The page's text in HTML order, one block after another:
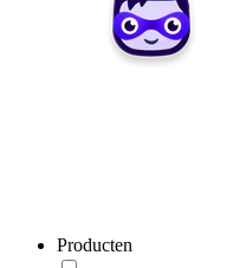
Producten